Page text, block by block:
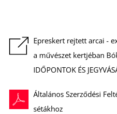
Epreskert rejtett arcai -
a művészet kertjéban
IDŐPONTOK ÉS
Általános Szerződési
sétákhoz